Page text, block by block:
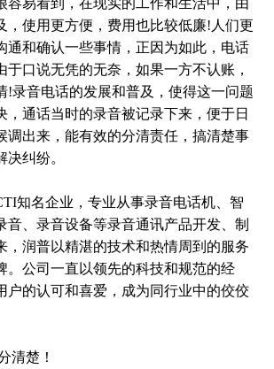
容易看到，在现实的工作和生活中，由
，使用更方便，费用也比较低廉!人们更
通和确认一些事情，正因为如此，电话
于口说无凭的无奈，如果一方不认账，
!录音电话的发展和普及，使得这一问题
，通话当时的录音被记录下来，便于日
调出来，能有效的分清责任，搞清楚事
纠纷。
名企业，专业从事录音电话机、智
音、录音设备等录音通讯产品开发、制
，润普以精湛的技术和热情周到的服务
。公司一直以领先的科技和规范的经
户的认可和喜爱，成为同行业中的佼佼
清楚！